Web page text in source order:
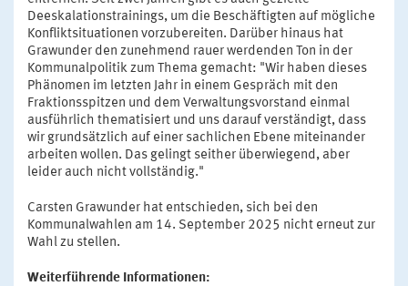
Deeskalationstrainings, um die Beschäftigten auf mögliche
Konfliktsituationen vorzubereiten. Darüber hinaus hat
Grawunder den zunehmend rauer werdenden Ton in der
Kommunalpolitik zum Thema gemacht: "Wir haben dieses
Phänomen im letzten Jahr in einem Gespräch mit den
Fraktionsspitzen und dem Verwaltungsvorstand einmal
ausführlich thematisiert und uns darauf verständigt, dass
wir grundsätzlich auf einer sachlichen Ebene miteinander
arbeiten wollen. Das gelingt seither überwiegend, aber
leider auch nicht vollständig."
Carsten Grawunder hat entschieden, sich bei den
Kommunalwahlen am 14. September 2025 nicht erneut zur
Wahl zu stellen.
Weiterführende Informationen: